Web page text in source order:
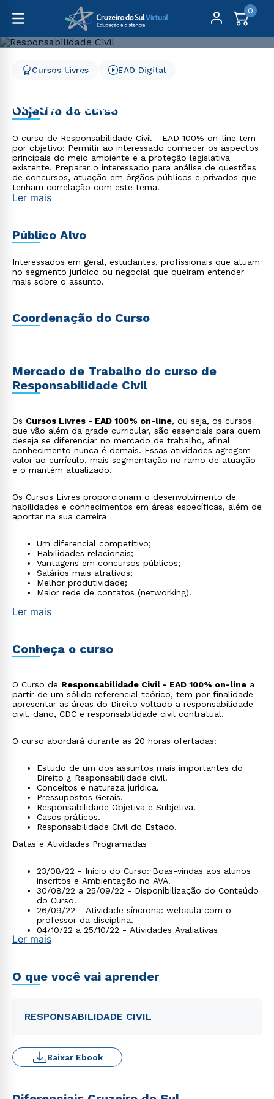
0
Cursos Livres
Gestão e Negócios
Responsabilidade Civil
Cursos Livres EAD Digital
Objetivo do curso
O curso de Responsabilidade Civil - EAD 100% on-line tem
por objetivo: Permitir ao interessado conhecer os aspectos
principais do meio ambiente e a proteção legislativa
existente. Preparar o interessado para análise de questões
de concursos, atuação em órgãos públicos e privados que
tenham correlação com este tema.
Ler mais
Público Alvo
Interessados em geral, estudantes, profissionais que atuam
no segmento jurídico ou negocial que queiram entender
mais sobre o assunto.
Coordenação do Curso
Mercado de Trabalho do curso de
Responsabilidade Civil
Os Cursos Livres - EAD 100% on-line, ou seja, os cursos
que vão além da grade curricular, são essenciais para quem
deseja se diferenciar no mercado de trabalho, afinal
conhecimento nunca é demais. Essas atividades agregam
valor ao currículo, mais segmentação no ramo de atuação
e o mantém atualizado.
Os Cursos Livres proporcionam o desenvolvimento de
habilidades e conhecimentos em áreas específicas, além de
aportar na sua carreira
Um diferencial competitivo;
Habilidades relacionais;
Vantagens em concursos públicos;
Salários mais atrativos;
Melhor produtividade;
Maior rede de contatos (networking).
Ler mais
Conheça o curso
O Curso de Responsabilidade Civil - EAD 100% on-line a
partir de um sólido referencial teórico, tem por finalidade
apresentar as áreas do Direito voltado a responsabilidade
civil, dano, CDC e responsabilidade civil contratual.
O curso abordará durante as 20 horas ofertadas:
Estudo de um dos assuntos mais importantes do
Direito ¿ Responsabilidade civil.
Conceitos e natureza jurídica.
Pressupostos Gerais.
Responsabilidade Objetiva e Subjetiva.
Casos práticos.
Responsabilidade Civil do Estado.
Datas e Atividades Programadas
23/08/22 - Início do Curso: Boas-vindas aos alunos
inscritos e Ambientação no AVA.
30/08/22 a 25/09/22 - Disponibilização do Conteúdo
do Curso.
26/09/22 - Atividade síncrona: webaula com o
professor da disciplina.
04/10/22 a 25/10/22 - Atividades Avaliativas
Assíncronas.
Ler mais
O que você vai aprender
RESPONSABILIDADE CIVIL
Baixar Ebook